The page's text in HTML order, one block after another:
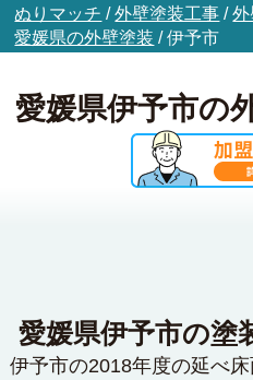
ぬりマッチ /外壁塗装工事 /
愛媛県の外壁塗装 /伊予市
愛媛県伊予市の
愛媛県伊予市の塗
伊予市の2018年度の延べ